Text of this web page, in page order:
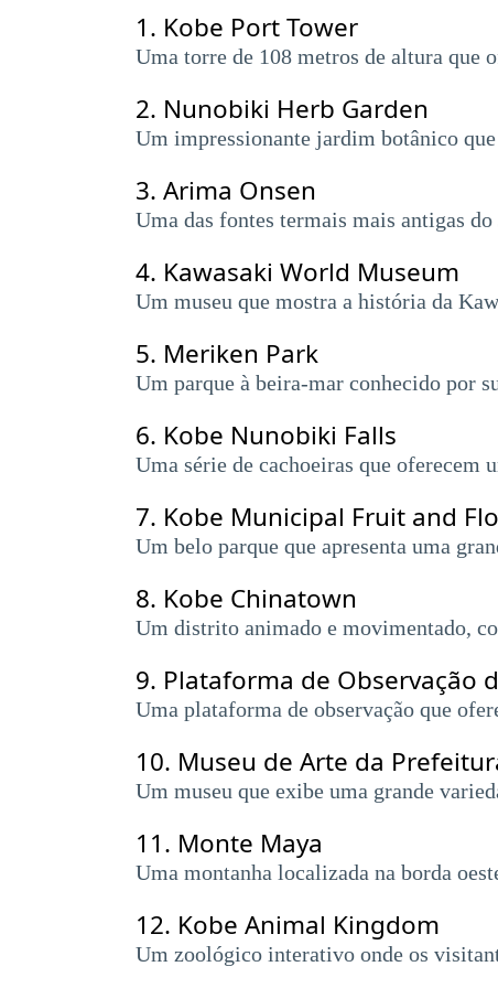
1. Kobe Port Tower
Uma torre de 108 metros de altura que
2. Nunobiki Herb Garden
Um impressionante jardim botânico
3. Arima Onsen
Uma das fontes termais mais antigas
4. Kawasaki World Museum
Um museu que mostra a história da
5. Meriken Park
Um parque à beira-mar conhecido por
6. Kobe Nunobiki Falls
Uma série de cachoeiras que oferecem
7. Kobe Municipal Fruit and
Um belo parque que apresenta uma
8. Kobe Chinatown
Um distrito animado e movimentado,
9. Plataforma de Observação
Uma plataforma de observação que
10. Museu de Arte da
Um museu que exibe uma grande
11. Monte Maya
Uma montanha localizada na borda
12. Kobe Animal Kingdom
Um zoológico interativo onde os